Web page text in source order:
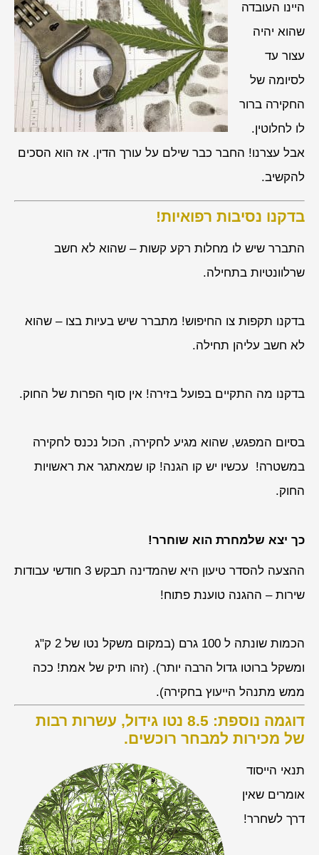
היינו העובדה
שהוא יהיה
עצור עד
לסיומה של
החקירה ברור
לו לחלוטין.
אבל עצרנו! החבר כבר שילם על עורך הדין. אז הוא הסכים
להקשיב.
בדקנו נסיבות רפואיות!
התברר שיש לו מחלות רקע קשות – שהוא לא חשב
שרלוונטיות בתחילה.
בדקנו תקפות צו החיפוש! מתברר שיש בעיות בצו – שהוא
לא חשב עליהן תחילה.
בדקנו מה התקיים בפועל בזירה! אין סוף הפרות של החוק.
בסיום המפגש, שהוא מגיע לחקירה, הכול נכנס לחקירה
במשטרה! עכשיו יש קו הגנה! קו שמאתגר את ראשויות
החוק.
כך יצא שלמחרת הוא שוחרר!
ההצעה להסדר טיעון היא שהמדינה תבקש 3 חודשי עבודות
שירות – ההגנה טוענת פתוח!
הכמות שונתה ל 100 גרם (במקום משקל נטו של 2 ק"ג
ומשקל ברוטו גדול הרבה יותר). (זהו תיק של אמת! ככה
ממש מתנהל הייעוץ בחקירה).
דוגמה נוספת: 8.5 נטו גידול, עשרות רבות
של מכירות למבחר רוכשים.
תנאי הייסוד
אומרים שאין
דרך לשחרר!